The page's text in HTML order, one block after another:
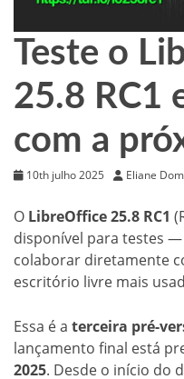
Teste o
25.8 RC1
com a
10th julho 2025 Eliane
O LibreOffice 25.8 RC1
disponível para testes —
colaborar diretamente
escritório livre mais
Essa é a terceira pré-
lançamento final está
2025. Desde o início do